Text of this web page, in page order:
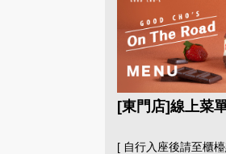
[東門店]線上菜
[ 自行入座後請至櫃